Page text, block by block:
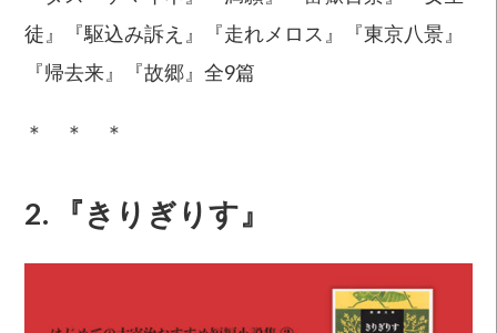
徒』『駆込み訴え』『走れメロス』『東京八景』
『帰去来』『故郷』全9篇
＊ ＊ ＊
2. 『きりぎりす』